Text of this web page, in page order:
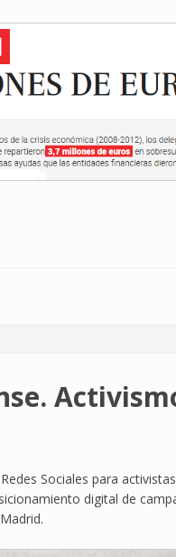
Sociales para
digital de